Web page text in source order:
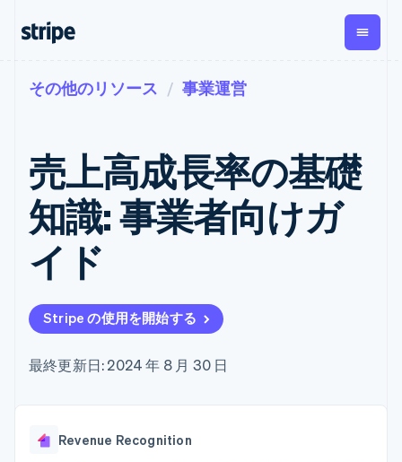
支払い
オンライン決
済
Managed
Payments
マーチャント
オブレコード
ソリューショ
Payment links
不要の決済ペ
ージ
Checkout
構築済み決済
UI
Elements
ポーネント
125 以上の決
収益
経常収益
Metronome
従量課金
サブスクリ
プション
1 回限りまた
は継続
Tax
VAT の自動
Recognition
会計管理の
Global
Payouts
第三者
への入
金
ットプ
イス
企業規模別
ユースケース別
埋込型金融
請求・財務関連
グローバルビジネス
マーケットプレイス
ドキュメント
ライブラリと SDK
Stripe Apps
け
構築済みの決済を実装
プラットフォームまたは
築する
のカードを発行
学ぶ
ガイド
サポート
プロフェッショナルサー
ビス
Sessions 年次カンファ
その他のリソース 事業運営
売上高成長率の基礎
知識: 事業者向けガ
イド
Stripe の使用を開始する
最終更新日: 2024 年 8 月 30 日
Revenue Recognition